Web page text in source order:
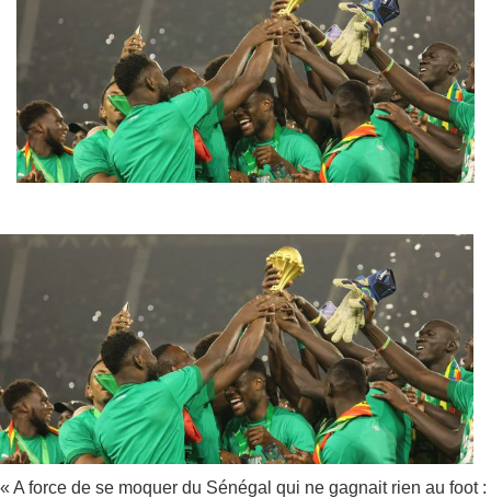
« A force de se moquer du Sénégal qui ne gagnait rien au foot :